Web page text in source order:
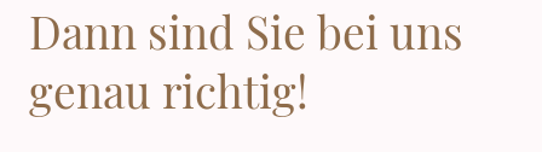
Dann sind Sie bei uns
genau richtig!